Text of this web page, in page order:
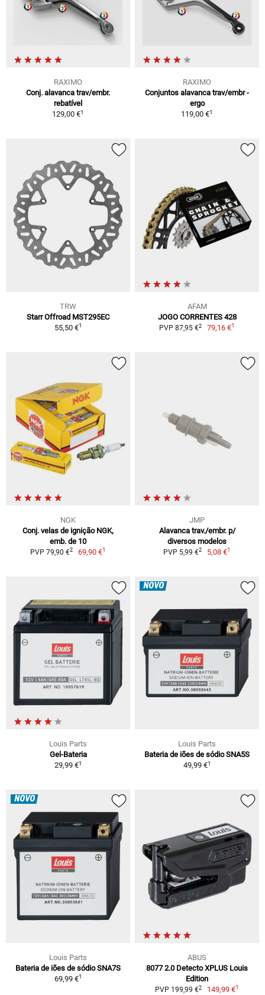
RAXIMO
Conj. alavanca trav/embr.
rebatível
129,00 €1
RAXIMO
Conjuntos alavanca trav/embr -
ergo
119,00 €1
TRW
Starr Offroad MST295EC
55,50 €1
AFAM
JOGO CORRENTES 428
PVP 87,95 €2 79,16 €1
NGK
Conj. velas de ignição NGK,
emb. de 10
PVP 79,90 €2 69,90 €1
JMP
Alavanca trav./embr. p/
diversos modelos
PVP 5,99 €2 5,08 €1
Louis Parts
Gel-Bateria
29,99 €1
NOVO
Louis Parts
Bateria de iões de sódio SNA5S
49,99 €1
NOVO
Louis Parts
Bateria de iões de sódio SNA7S
69,99 €1
ABUS
8077 2.0 Detecto XPLUS Louis
Edition
PVP 199,99 €2 149,99 €1